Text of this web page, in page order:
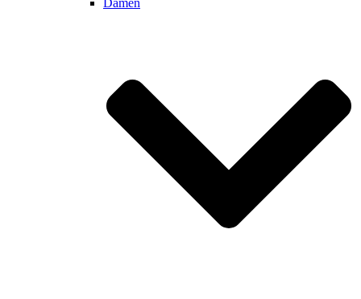
Damen